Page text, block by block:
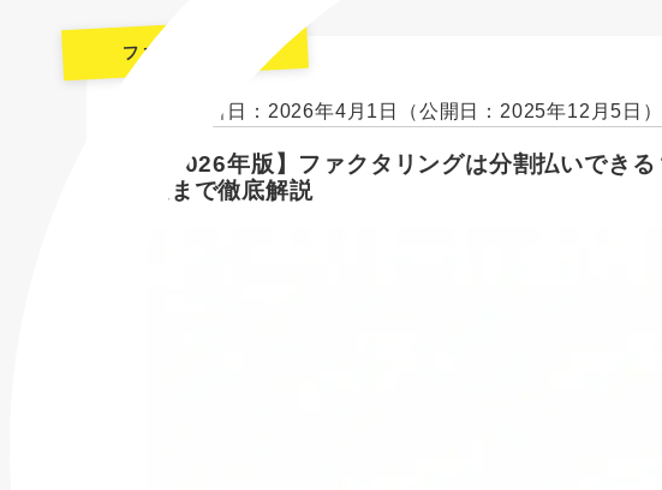
ファクタリング
最終更新日：2026年4月1日 （公開日：2025年12月5日）
【2026年版】ファクタリングは分割払いでき
策まで徹底解説